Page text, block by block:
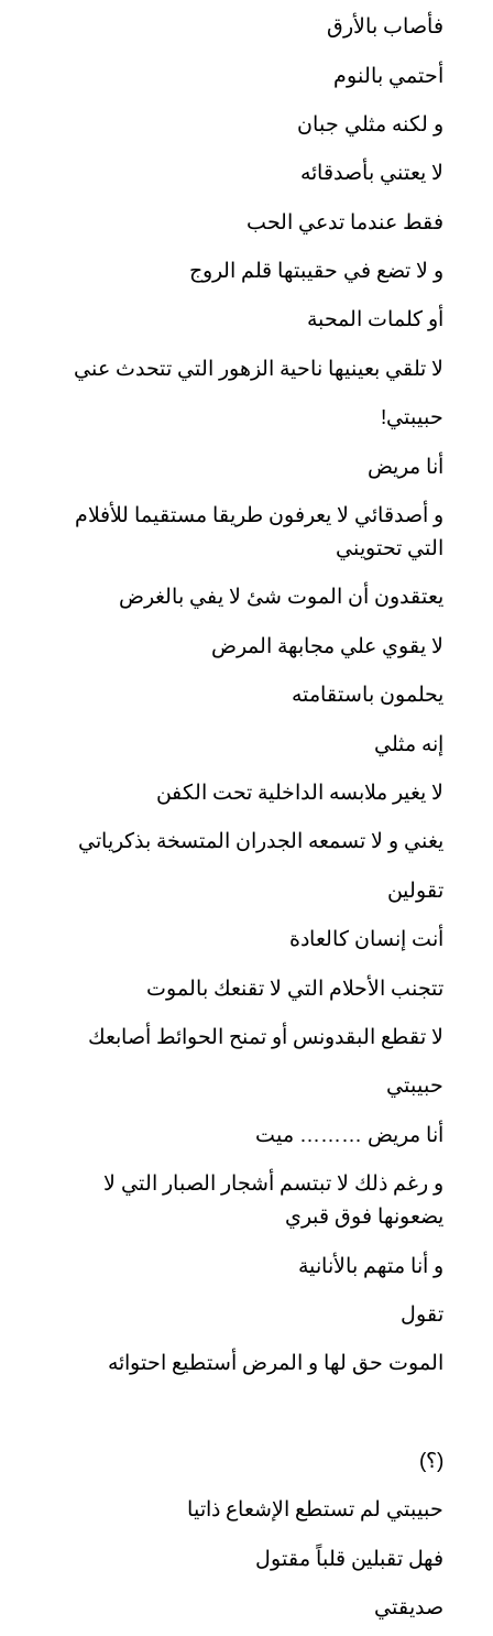
فأصاب بالأرق
أحتمي بالنوم
و لكنه مثلي جبان
لا يعتني بأصدقائه
فقط عندما تدعي الحب
و لا تضع في حقيبتها قلم الروج
أو كلمات المحبة
لا تلقي بعينيها ناحية الزهور التي تتحدث عني
حبيبتي!
أنا مريض
و أصدقائي لا يعرفون طريقا مستقيما للأفلام
التي تحتويني
يعتقدون أن الموت شئ لا يفي بالغرض
لا يقوي علي مجابهة المرض
يحلمون باستقامته
إنه مثلي
لا يغير ملابسه الداخلية تحت الكفن
يغني و لا تسمعه الجدران المتسخة بذكرياتي
تقولين
أنت إنسان كالعادة
تتجنب الأحلام التي لا تقنعك بالموت
لا تقطع البقدونس أو تمنح الحوائط أصابعك
حبيبتي
أنا مريض ……… ميت
و رغم ذلك لا تبتسم أشجار الصبار التي لا
يضعونها فوق قبري
و أنا متهم بالأنانية
تقول
الموت حق لها و المرض أستطيع احتوائه
(؟)
حبيبتي لم تستطع الإشعاع ذاتيا
فهل تقبلين قلباً مقتول
صديقتي